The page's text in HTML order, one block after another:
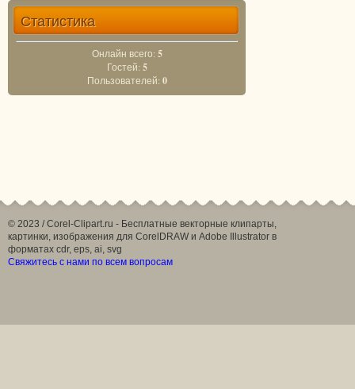
Статистика
Онлайн всего: 5
Гостей: 5
Пользователей: 0
© 2023 / Corel-Clipart.ru - Бесплатные векторные клипарты,
картинки, изображения для CorelDRAW и Adobe Illustrator в
форматах cdr, eps, ai, svg
Свяжитесь с нами по всем вопросам